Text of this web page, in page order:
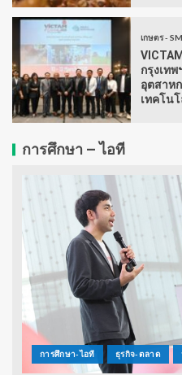
เกษตร -
กรุงเท
อุตสาห
เทคโน
การศึกษา – ไอที
การศึกษา-ไอที ธุรกิจ-ตลาด